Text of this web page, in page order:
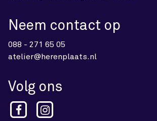
Neem contact op
088 - 271 65 05
atelier@herenplaats.nl
Volg ons